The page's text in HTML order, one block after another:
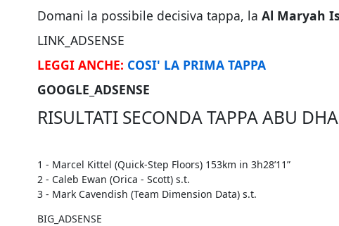
Domani la possibile decisiva tappa, la Al Maryah
LINK_ADSENSE
LEGGI ANCHE: COSI' LA PRIMA TAPPA
GOOGLE_ADSENSE
RISULTATI SECONDA TAPPA ABU
1 - Marcel Kittel (Quick-Step Floors) 153km in 3h28’11”
2 - Caleb Ewan (Orica - Scott) s.t.
3 - Mark Cavendish (Team Dimension Data) s.t.
BIG_ADSENSE